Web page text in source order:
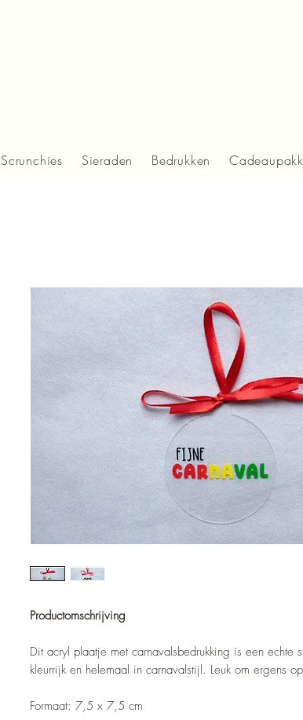
Scrunchies Sieraden Bedrukken
Productomschrijving
Dit acryl plaatje met carnavalsbedrukking is een echte
kleurrijk en helemaal in carnavalstijl. Leuk om ergens
Formaat: 7,5 x 7,5 cm